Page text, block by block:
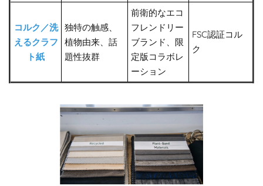
コルク／洗
えるクラフ
ト紙
独特の触感、
植物由来、話
題性抜群
前衛的なエコ
フレンドリー
ブランド、限
定版コラボレ
ーション
FSC認証コル
ク